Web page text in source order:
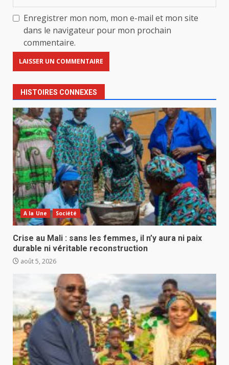
Enregistrer mon nom, mon e-mail et mon site
dans le navigateur pour mon prochain
commentaire.
HISTOIRES CONNEXES
A la Une Société
Crise au Mali : sans les femmes, il n’y aura ni paix
durable ni véritable reconstruction
août 5, 2026